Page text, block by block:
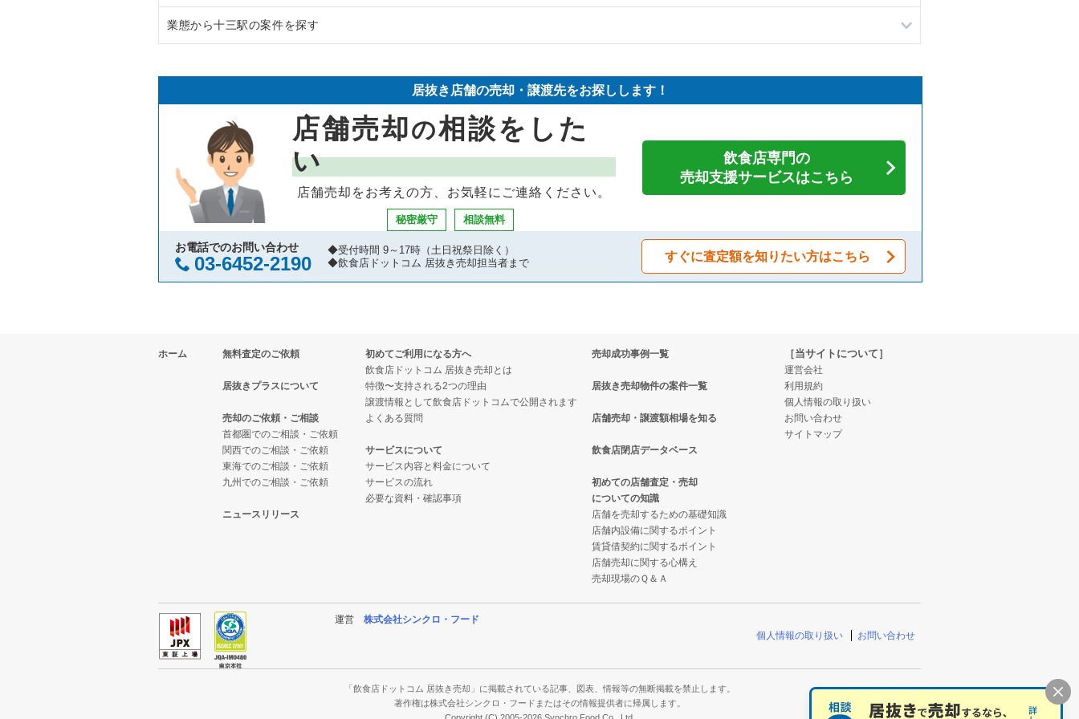
大阪市中央区の飲食店の居抜き売却物件の案件一覧
堺市北区の飲食店の居抜き売却物件の案件一覧
堺市中区の飲食店の居抜き売却物件の案件一覧
大阪市西区の飲食店の居抜き売却物件の案件一覧
茨木市の飲食店の居抜き売却物件の案件一覧
大阪市福島区の飲食店の居抜き売却物件の案件一覧
豊中市の飲食店の居抜き売却物件の案件一覧
大阪市阿倍野区の飲食店の居抜き売却物件の案件一覧
東大阪市の飲食店の居抜き売却物件の案件一覧
吹田市の飲食店の居抜き売却物件の案件一覧
大阪市西成区の飲食店の居抜き売却物件の案件一覧
堺市堺区の飲食店の居抜き売却物件の案件一覧
寝屋川市の飲食店の居抜き売却物件の案件一覧
大阪市天王寺区の飲食店の居抜き売却物件の案件一覧
高石市の飲食店の居抜き売却物件の案件一覧
大阪府のラーメンの居抜き売却物件の案件一覧
大阪府のイタリア料理の居抜き売却物件の案件一覧
大阪府の中華の居抜き売却物件の案件一覧
大阪府のそば・うどんの居抜き売却物件の案件一覧
大阪府の寿司の居抜き売却物件の案件一覧
大阪府の焼肉の居抜き売却物件の案件一覧
大阪府の鉄板焼き・お好み焼の居抜き売却物件の案件一覧
大阪府のカフェの居抜き売却物件の案件一覧
大阪府のテイクアウトの居抜き売却物件の案件一覧
大阪府のお弁当・惣菜・デリの居抜き売却物件の案件一覧
大阪府のカラオケ・パブ・スナックの居抜き売却物件の案件一覧
大阪府のバーの居抜き売却物件の案件一覧
大阪府の洋食の居抜き売却物件の案件一覧
大阪府のその他の居抜き売却物件の案件一覧
業態から十三駅の案件を探す
十三駅の焼肉の居抜き売却物件の案件一覧
十三駅のカフェの居抜き売却物件の案件一覧
十三駅のバーの居抜き売却物件の案件一覧
十三駅の居酒屋・ダイニングバーの居抜き売却物件の案件一覧
十三駅のその他の居抜き売却物件の案件一覧
居抜き店舗の売却・譲渡先をお探しします！
店舗売却の相談をした
い
店舗売却をお考えの方、お気軽にご連絡ください。
秘密厳守 相談無料
飲食店専門の
売却支援サービスはこちら
お電話でのお問い合わせ
03-6452-2190
◆受付時間 9～17時（土日祝祭日除く）
◆飲食店ドットコム 居抜き売却担当者まで
すぐに査定額を知りたい方はこちら
ホーム 無料査定のご依頼
居抜きプラスについて
売却のご依頼・ご相談
首都圏でのご相談・ご依頼
関西でのご相談・ご依頼
東海でのご相談・ご依頼
九州でのご相談・ご依頼
ニュースリリース
初めてご利用になる方へ
飲食店ドットコム 居抜き売却とは
特徴〜支持される2つの理由
譲渡情報として飲食店ドットコムで公開されます
よくある質問
サービスについて
サービス内容と料金について
サービスの流れ
必要な資料・確認事項
売却成功事例一覧
居抜き売却物件の案件一覧
店舗売却・譲渡額相場を知る
飲食店閉店データベース
初めての店舗査定・売却
についての知識
店舗を売却するための基礎知識
店舗内設備に関するポイント
賃貸借契約に関するポイント
店舗売却に関する心構え
売却現場のＱ＆Ａ
［当サイトについて］
運営会社
利用規約
個人情報の取り扱い
お問い合わせ
サイトマップ
運営 株式会社シンクロ・フード
個人情報の取り扱い
お問い合わせ
「飲食店ドットコム 居抜き売却」に掲載されている記事、図表、情報等の無断掲載を禁止します。
著作権は株式会社シンクロ・フードまたはその情報提供者に帰属します。